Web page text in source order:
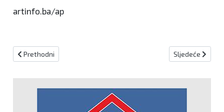
artinfo.ba/ap
Prethodni članak: Kiseljak: Podijeljeno 350 kilograma
Prethodni Sljedeći članak:
Sljedeće